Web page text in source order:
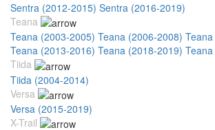
Sentra (2012-2015) Sentra (2016-2019)
Teana
Teana (2003-2005) Teana (2006-2008)
Teana (2013-2016) Teana (2018-2019)
Tiida
Tiida (2004-2014)
Versa
Versa (2015-2019)
X-Trail